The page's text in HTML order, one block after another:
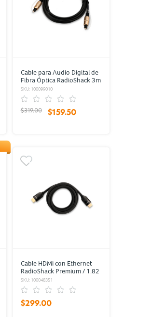
Cable para Audio Digital de
Fibra Óptica RadioShack 3m
Plástico
SKU: 100099010
$319.00 $159.50
Cable HDMI con Ethernet
RadioShack Premium / 1.82
m / Trenzado / Negro
SKU: 100048351
$299.00